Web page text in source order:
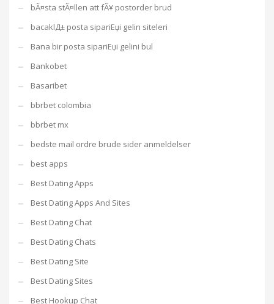
bÃ¤sta stÃ¤llen att fÃ¥ postorder brud
bacaklД± posta sipariЕџi gelin siteleri
Bana bir posta sipariЕџi gelini bul
Bankobet
Basaribet
bbrbet colombia
bbrbet mx
bedste mail ordre brude sider anmeldelser
best apps
Best Dating Apps
Best Dating Apps And Sites
Best Dating Chat
Best Dating Chats
Best Dating Site
Best Dating Sites
Best Hookup Chat